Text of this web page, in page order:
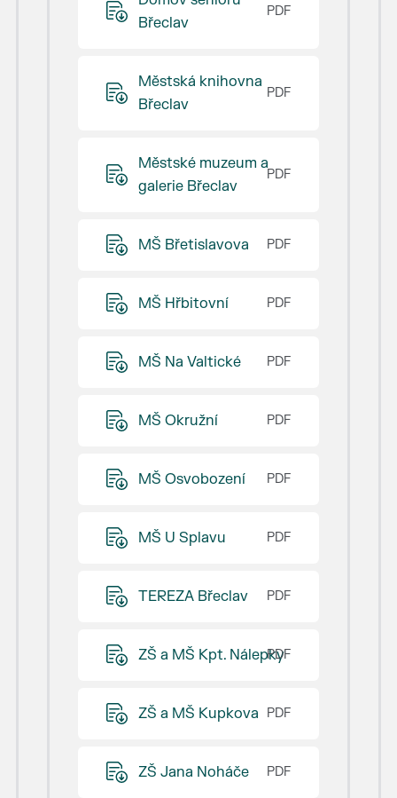
Břeclav
Městská knihovna
Břeclav
Městské muzeum a
galerie Břeclav
MŠ Břetislavova
MŠ Hřbitovní
MŠ Na Valtické
MŠ Okružní
MŠ Osvobození
MŠ U Splavu
TEREZA Břeclav
ZŠ a MŠ Kpt. Nálepky
ZŠ a MŠ Kupkova
ZŠ Jana Noháče